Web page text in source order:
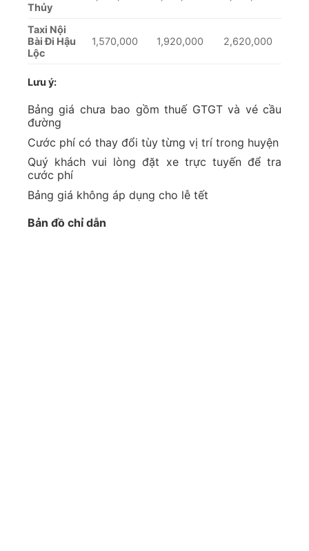
Thủy
Taxi Nội
Bài Đi Hậu
Lộc
1,570,000 1,920,000 2,620,000
Lưu ý:
Bảng giá chưa bao gồm thuế GTGT và vé cầu
đường
Cước phí có thay đổi tùy từng vị trí trong huyện
Quý khách vui lòng đặt xe trực tuyến để tra
cước phí
Bảng giá không áp dụng cho lễ tết
Bản đồ chỉ dẫn